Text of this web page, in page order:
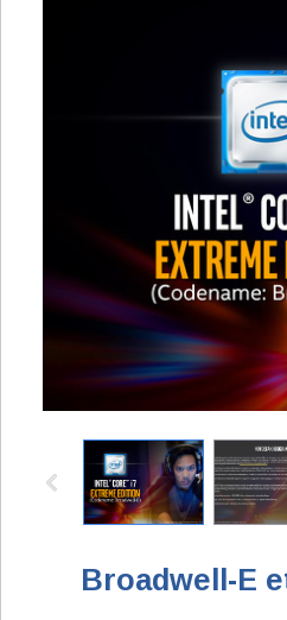
Broadwell-E